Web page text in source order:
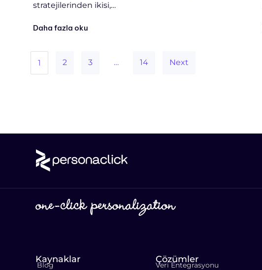
stratejilerinden ikisi,…
Daha fazla oku
1 2 3 … 14 Next
Kaynaklar
Blog
Çözümler
Veri Entegrasyonu